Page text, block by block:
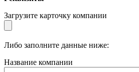
Загрузите карточку компании
Либо заполните данные ниже:
Название компании